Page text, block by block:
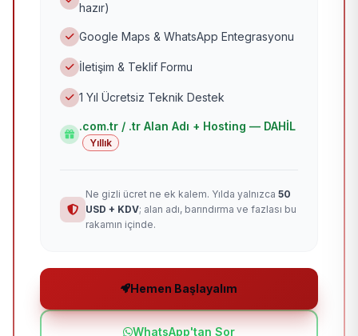
hazır)
Google Maps & WhatsApp Entegrasyonu
İletişim & Teklif Formu
1 Yıl Ücretsiz Teknik Destek
.com.tr / .tr Alan Adı + Hosting — DAHİL
Yıllık
Ne gizli ücret ne ek kalem. Yılda yalnızca 50
USD + KDV; alan adı, barındırma ve fazlası bu
rakamın içinde.
Hemen Başlayalım
WhatsApp'tan Sor